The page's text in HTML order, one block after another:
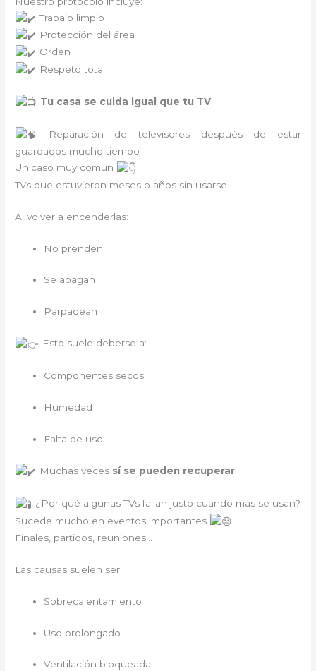
Trabajo limpio
Protección del área
Orden
Respeto total
Tu casa se cuida igual que tu TV.
Reparación de televisores después de estar
guardados mucho tiempo
Un caso muy común
TVs que estuvieron meses o años sin usarse.
Al volver a encenderlas:
No prenden
Se apagan
Parpadean
Esto suele deberse a:
Componentes secos
Humedad
Falta de uso
Muchas veces sí se pueden recuperar.
¿Por qué algunas TVs fallan justo cuando más se usan?
Sucede mucho en eventos importantes
Finales, partidos, reuniones…
Las causas suelen ser:
Sobrecalentamiento
Uso prolongado
Ventilación bloqueada